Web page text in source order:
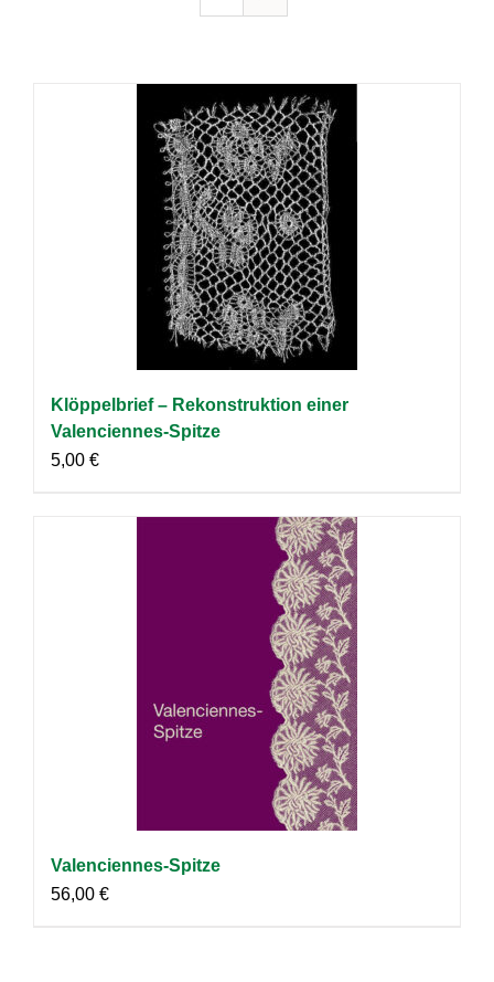
Klöppelbrief – Rekonstruktion einer
Valenciennes-Spitze
5,00 €
Valenciennes-Spitze
56,00 €